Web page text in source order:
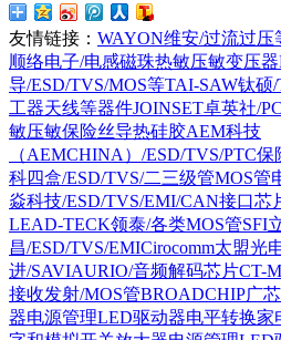
友情链接： WAYON维安/过流过压
顺络电子/电感磁珠热敏压敏变压器
导/ESD/TVS/MOS等TAI-SAW钛硕
工器天线等器件JOINSET卓英社/
敏压敏保险丝导热硅胶AEM科技
（AEMCHINA）/ESD/TVS/PTC
科四盒/ESD/TVS/二三级管MOS管
焱科技/ESD/TVS/EMI/CAN接口芯
LEAD-TECK领泰/各类MOS管SFI
昌/ESD/TVS/EMICirocomm太盟光
进/SAVIAURIO/音频解码芯片CT-
接收发射/MOS管BROADCHIP广
器电源管理LED驱动器电平转换家